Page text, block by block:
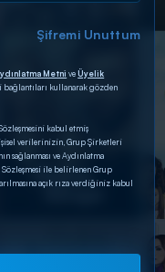
Şifremi Unuttum
Metni veÜyelik
kullanarak gözden
kabul etmiş
verilerinizin, Grup Şirketleri
sağlanması ve Aydınlatma
Sözleşmesi ile belirlenen Grup
açık rıza verdiğiniz kabul